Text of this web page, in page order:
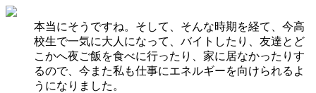
本当にそうですね。そして、そんな時期を経て、今高
校生で一気に大人になって、バイトしたり、友達とど
こかへ夜ご飯を食べに行ったり、家に居なかったりす
るので、今また私も仕事にエネルギーを向けられるよ
うになりました。